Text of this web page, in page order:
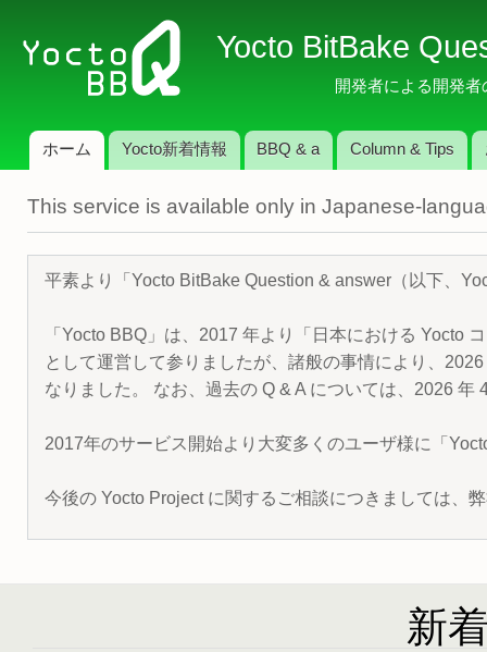
イ
コ
テ
ツ
に
移
動
Yocto BitBake
開発者による開発
メインメニュー
ホーム Yocto新着情報 BBQ & a Column & Tips
This service is available only in Japanese-
平素より「Yocto BitBake Question & answer（以下、
「Yocto BBQ」は、2017 年より「日本における Yocto
として運営して参りましたが、諸般の事情により、
なりました。 なお、過去の Q & A については、2026
2017年のサービス開始より大変多くのユーザ様に「
今後の Yocto Project に関するご相談につきましては、
新